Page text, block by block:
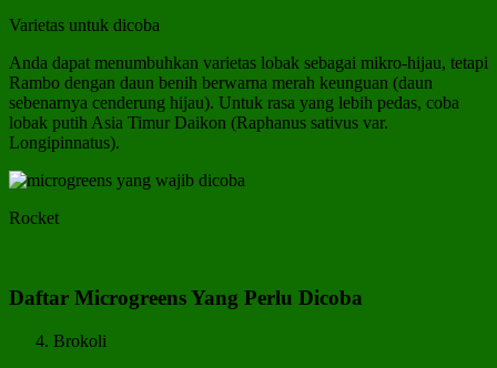
Varietas untuk dicoba
Anda dapat menumbuhkan varietas lobak sebagai mikro-hijau, tetapi
Rambo dengan daun benih berwarna merah keunguan (daun
sebenarnya cenderung hijau). Untuk rasa yang lebih pedas, coba
lobak putih Asia Timur Daikon (Raphanus sativus var.
Longipinnatus).
Rocket
Daftar Microgreens Yang Perlu Dicoba
Brokoli